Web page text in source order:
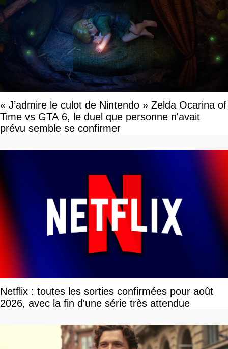
« J’admire le culot de Nintendo » Zelda Ocarina of
Time vs GTA 6, le duel que personne n'avait
prévu semble se confirmer
Netflix : toutes les sorties confirmées pour août
2026, avec la fin d'une série très attendue